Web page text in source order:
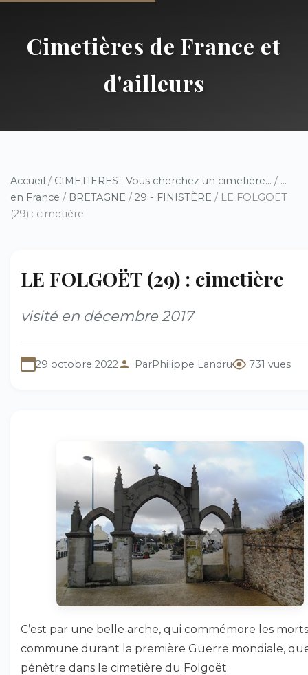
Cimetières de France et
d'ailleurs
Accueil / CIMETIERES : Vous cherchez un cimetière... / ...
en France / BRETAGNE / 29 - FINISTÈRE / LE FOLGOËT
(29) : cimetière
LE FOLGOËT (29) : cimetière
visité en décembre 2017
29 octobre 2022 ParPhilippe Landru 731 vues
C’est par une belle arche, qui commémore les
commune durant la première Guerre mondiale,
pénètre dans le cimetière du Folgoët.